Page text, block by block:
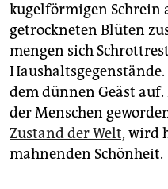
kugelförmigen Schrein
getrockneten Blüten
mengen sich
dem dünnen Geäst
der Menschen
Zustand der Welt, wird
mahnenden Schönheit.